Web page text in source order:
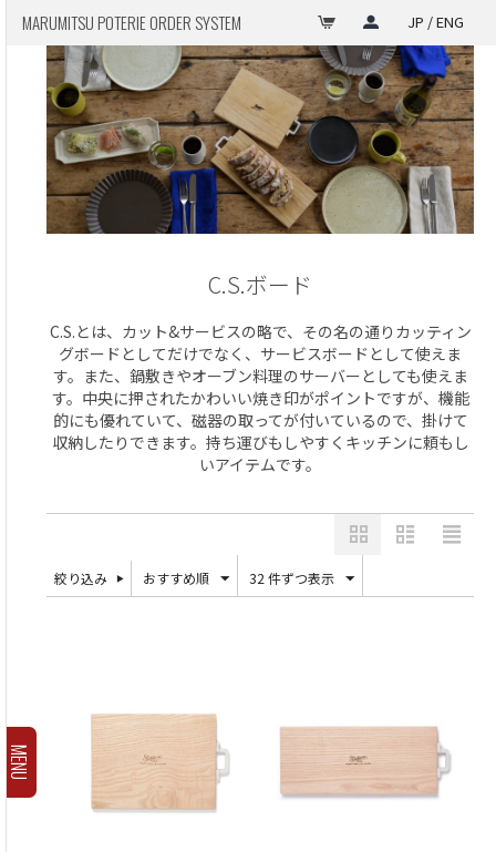
MARUMITSU POTERIE ORDER SYSTEM JP / ENG
MENU
C.S.ボード
C.S.とは、カット&サービスの略で、その名の通りカッティン
グボードとしてだけでなく、サービスボードとして使えま
す。また、鍋敷きやオーブン料理のサーバーとしても使えま
す。中央に押されたかわいい焼き印がポイントですが、機能
的にも優れていて、磁器の取ってが付いているので、掛けて
収納したりできます。持ち運びもしやすくキッチンに頼もし
いアイテムです。
絞り込み おすすめ順 32 件ずつ表示